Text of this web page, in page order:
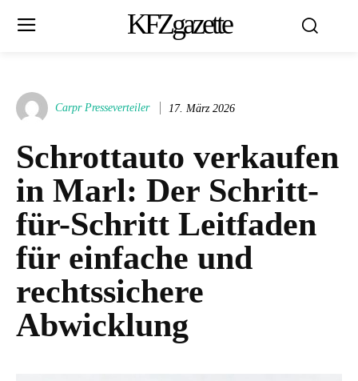
KFZgazette
Carpr Presseverteiler 17. März 2026
Schrottauto verkaufen
in Marl: Der Schritt-
für-Schritt Leitfaden
für einfache und
rechtssichere
Abwicklung